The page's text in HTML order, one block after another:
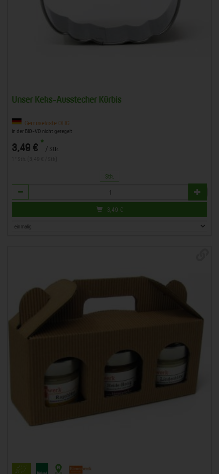
Unser Keks-Ausstecher Kürbis
Gemüsekiste OHG
in der BIO-VO nicht geregelt
3,49 € * / Stk.
Stk.
Anzahl
3,49 €